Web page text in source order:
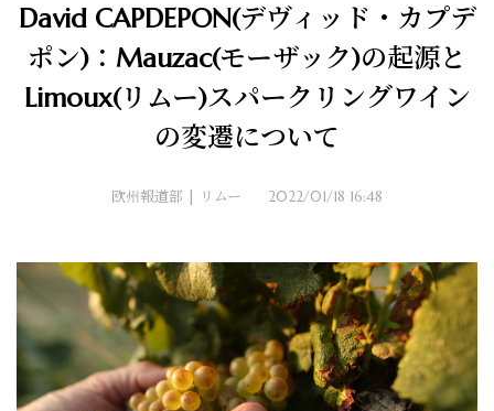
David CAPDEPON(デヴィッド・カプデ
ポン)：Mauzac(モーザック)の起源と
Limoux(リムー)スパークリングワイン
の変遷について
欧州報道部 | リムー 2022/01/18 16:48